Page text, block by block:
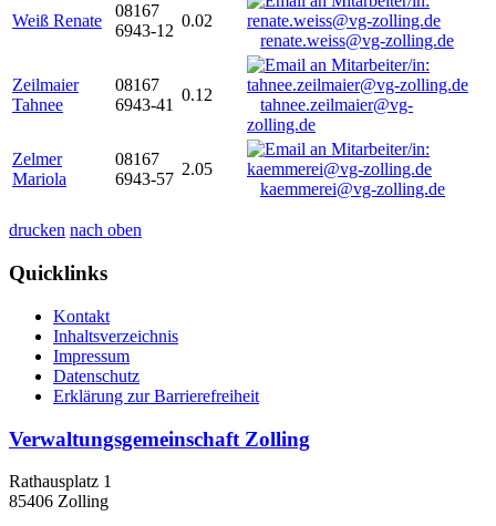
Weiß Renate
08167
6943-12
0.02
renate.weiss@vg-zolling.de
Zeilmaier
Tahnee
08167
6943-41
0.12
tahnee.zeilmaier@vg-
zolling.de
Zelmer
Mariola
08167
6943-57
2.05
kaemmerei@vg-zolling.de
drucken nach oben
Quicklinks
Kontakt
Inhaltsverzeichnis
Impressum
Datenschutz
Erklärung zur Barrierefreiheit
Verwaltungsgemeinschaft Zolling
Rathausplatz 1
85406 Zolling